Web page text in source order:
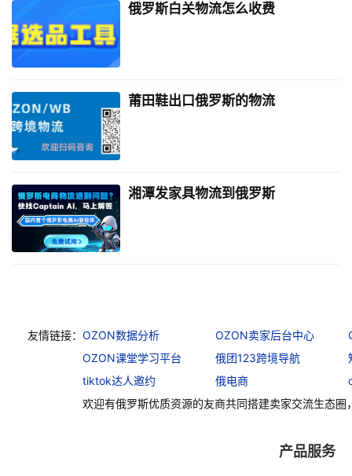
俄罗斯白关物流怎么收费
莆田鞋出口俄罗斯的物流
湘潭发家具物流到俄罗斯
友情链接： OZON数据分析 OZON卖家后台中心
OZON课堂学习平台
俄团123跨境导航
tiktok达人邀约
俄电商
欢迎有俄罗斯优质资源的友商共同搭建卖家交流生态圈
产品服务